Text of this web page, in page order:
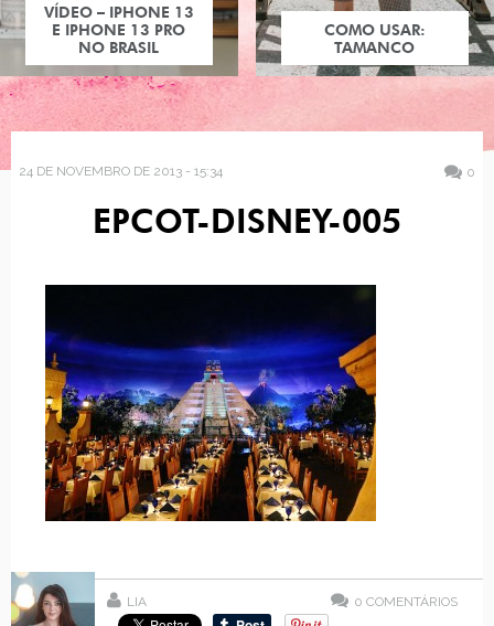
VÍDEO – IPHONE 13
E IPHONE 13 PRO
NO BRASIL
COMO USAR:
TAMANCO
24 DE NOVEMBRO DE 2013 - 15:34 0
EPCOT-DISNEY-005
LIA 0 COMENTÁRIOS